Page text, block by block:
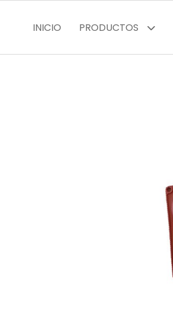
INICIO PRODUCTOS